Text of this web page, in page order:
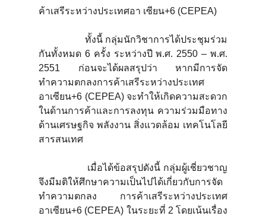
ค้าเสรีระหว่างประเทศอา เซียน+6 (CEPEA)
ทั้งนี้ กลุ่มนักวิชาการได้ประชุมร่วม
กันทั้งหมด 6 ครั้ง ระหว่างปี พ.ศ. 2550 – พ.ศ.
2551 ก่อนจะได้ผลสรุปว่า หากมีการจัด
ทำความตกลงการค้าเสรีระหว่างประเทศ
อาเซียน+6 (CEPEA) จะทำให้เกิดความสะดวก
ในด้านการค้าและการลงทุน ความร่วมมือทาง
ด้านเศรษฐกิจ พลังงาน สิ่งแวดล้อม เทคโนโลยี
สารสนเทศ
เมื่อได้ข้อสรุปดังนี้ กลุ่มผู้เชี่ยวชาญ
จึงมีมติให้ศึกษาความเป็นไปได้เกี่ยวกับการจัด
ทำความตกลง การค้าเสรีระหว่างประเทศ
อาเซียน+6 (CEPEA) ในระยะที่ 2 โดยเน้นเรื่อง